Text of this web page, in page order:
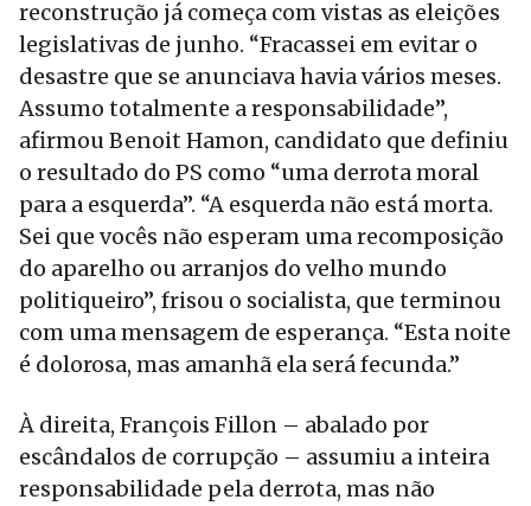
reconstrução já começa com vistas as eleições
legislativas de junho. “Fracassei em evitar o
desastre que se anunciava havia vários meses.
Assumo totalmente a responsabilidade”,
afirmou Benoit Hamon, candidato que definiu
o resultado do PS como “uma derrota moral
para a esquerda”. “A esquerda não está morta.
Sei que vocês não esperam uma recomposição
do aparelho ou arranjos do velho mundo
politiqueiro”, frisou o socialista, que terminou
com uma mensagem de esperança. “Esta noite
é dolorosa, mas amanhã ela será fecunda.”
À direita, François Fillon – abalado por
escândalos de corrupção – assumiu a inteira
responsabilidade pela derrota, mas não